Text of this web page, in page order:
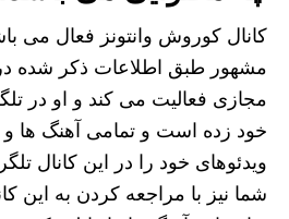
کانال کوروش وانتونز فعال می
مشهور طبق اطلاعات ذکر شده
مجازی فعالیت می کند و او در
خود زده است و تمامی آهنگ ها
ویدئوهای خود را در این کانال
شما نیز با مراجعه کردن به این